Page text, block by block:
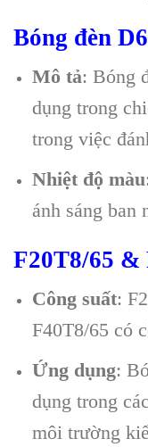
Bóng đèn
Mô tả: Bóng
dụng trong
trong việc
Nhiệt độ màu
ánh sáng ban
F20T8/65 &
Công suất:
F40T8/65 có
Ứng dụng:
dụng trong
môi trường